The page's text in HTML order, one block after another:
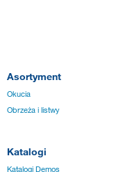
Asortyment
Okucia
Obrzeża i listwy
Katalogi
Katalogi Demos